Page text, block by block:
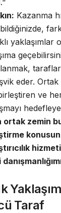
Kazanma
yaklaşımlar
eder. Ortak
ve
ortak zemin
Taraf